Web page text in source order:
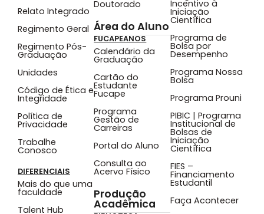
Relato Integrado
Regimento Geral
Regimento Pós-
Graduação
Unidades
Código de Ética e
Integridade
Política de
Privacidade
Trabalhe
Conosco
DIFERENCIAIS
Mais do que uma
faculdade
Talent Hub
Doutorado
Área do Aluno
FUCAPEANOS
Calendário da
Graduação
Cartão do
Estudante
Fucape
Programa
Gestão de
Carreiras
Portal do Aluno
Consulta ao
Acervo Físico
Produção
Acadêmica
Incentivo à
Iniciação
Científica
Programa de
Bolsa por
Desempenho
Programa Nossa
Bolsa
Programa Prouni
PIBIC | Programa
Institucional de
Bolsas de
Iniciação
Científica
FIES –
Financiamento
Estudantil
Faça Acontecer